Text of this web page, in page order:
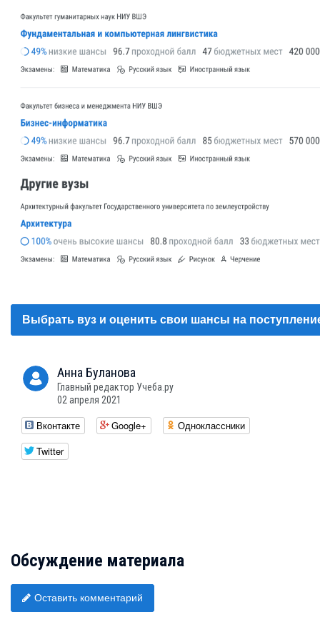
Выбрать вуз и оценить свои шансы на
Анна Буланова
Главный редактор Учеба.ру
02 апреля 2021
Вконтакте Google+
Одноклассники
Twitter
Обсуждение материала
Оставить комментарий